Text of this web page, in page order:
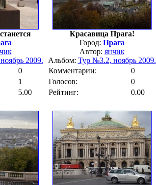
2009.
0
1
5.00
Красавица Прага!
Город: Прага
Автор: янчик
Альбом: Тур №3.2, ноябрь 2009.
Комментарии:
0
Голосов:
0
Рейтинг:
0.00